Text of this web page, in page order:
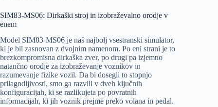
SIM83-MS06: Dirkaški stroj in izobraževalno orodje v
enem
Model SIM83-MS06 je naš najbolj vsestranski simulator,
ki je bil zasnovan z dvojnim namenom. Po eni strani je to
brezkompromisna dirkaška zver, po drugi pa izjemno
natančno orodje za izobraževanje voznikov in
razumevanje fizike vozil. Da bi dosegli to stopnjo
prilagodljivosti, smo ga razvili v dveh ključnih
konfiguracijah, ki se razlikujeta po povratnih
informacijah, ki jih voznik prejme preko volana in pedal.